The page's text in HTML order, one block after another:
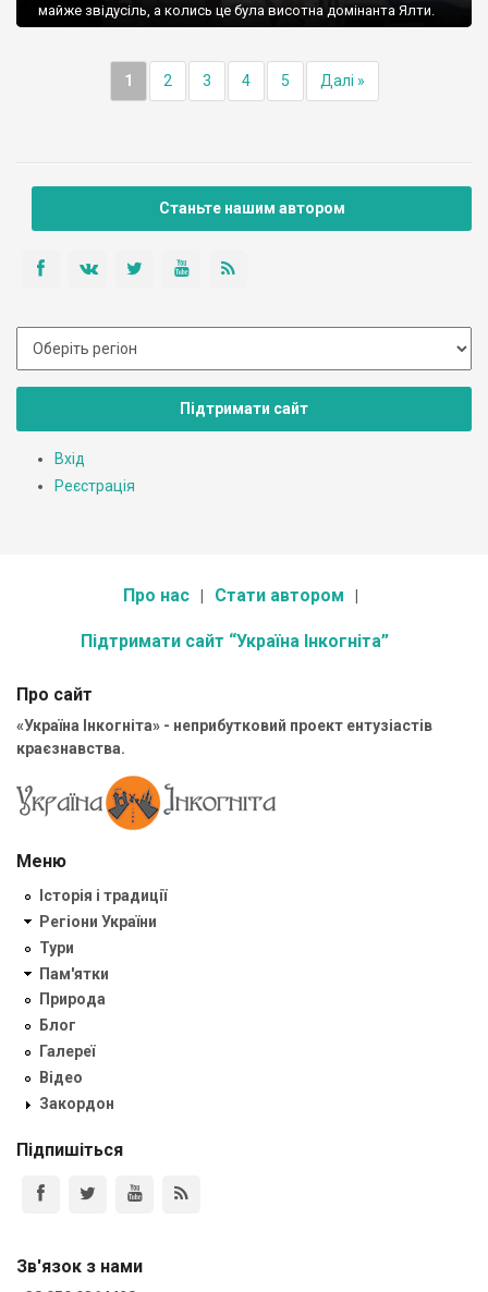
майже звідусіль, а колись це була висотна домінанта Ялти.
1 2 3 4 5 Далі »
Станьте нашим автором
Підтримати сайт
Вхід
Реєстрація
Про нас Стати автором
Підтримати сайт “Україна Інкогніта”
Про сайт
«Україна Інкогніта» - неприбутковий проект ентузіастів
краєзнавства.
Меню
Історія і традиції
Регіони України
Тури
Пам'ятки
Природа
Блог
Галереї
Відео
Закордон
Підпишіться
Зв'язок з нами